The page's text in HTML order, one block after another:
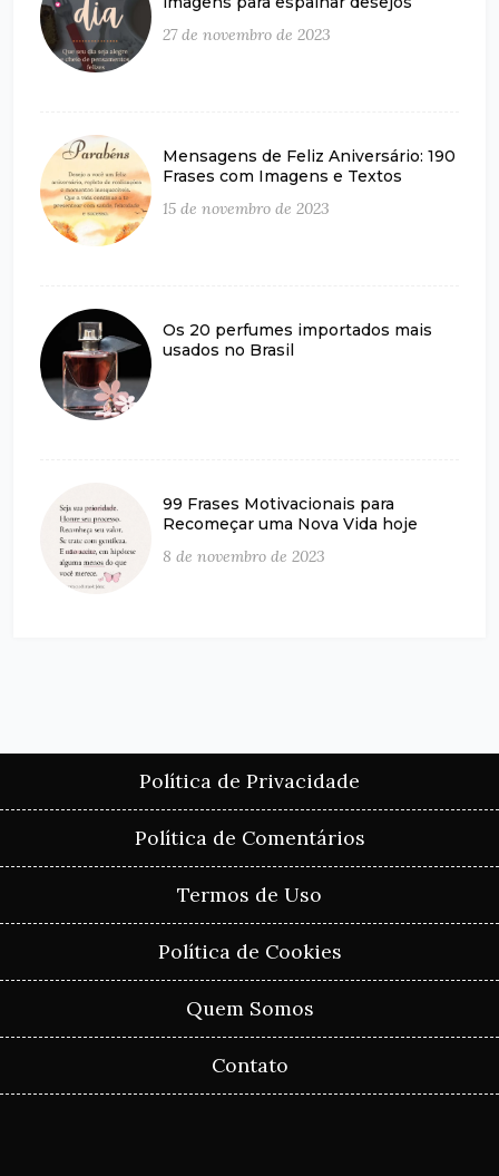
27 de novembro de 2023
Mensagens de Feliz Aniversário: 190
Frases com Imagens e Textos
15 de novembro de 2023
Os 20 perfumes importados mais
usados no Brasil
99 Frases Motivacionais para
Recomeçar uma Nova Vida hoje
8 de novembro de 2023
Política de Privacidade
Política de Comentários
Termos de Uso
Política de Cookies
Quem Somos
Contato